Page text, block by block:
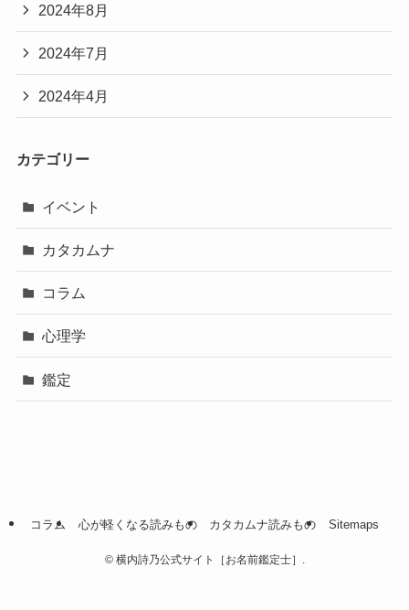
2024年8月
2024年7月
2024年4月
カテゴリー
イベント
カタカムナ
コラム
心理学
鑑定
コラム 心が軽くなる読みもの カタカムナ読みもの Sitemaps
©横内詩乃公式サイト［お名前鑑定士］.